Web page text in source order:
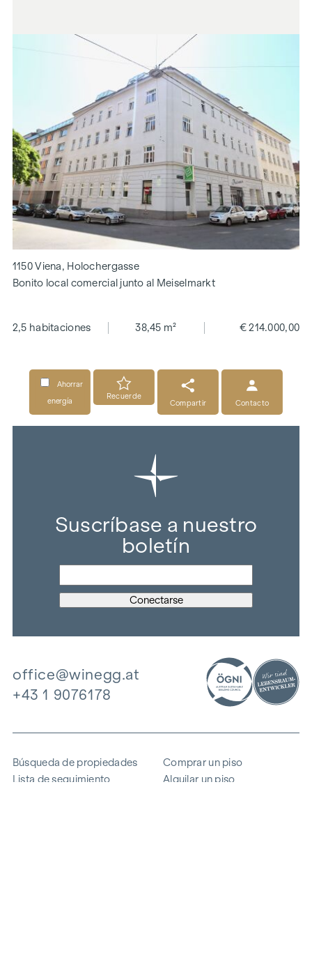
1150 Viena, Holochergasse
Bonito local comercial junto al Meiselmarkt
2,5 habitaciones 38,45 m² € 214.000,00
Ahorrar
energía
Recuerde
Compartir
Contacto
Suscríbase a nuestro
boletín
office@winegg.at
+43 1 9076178
Búsqueda de propiedades
Lista de seguimiento
Comprar un piso
Alquilar un piso